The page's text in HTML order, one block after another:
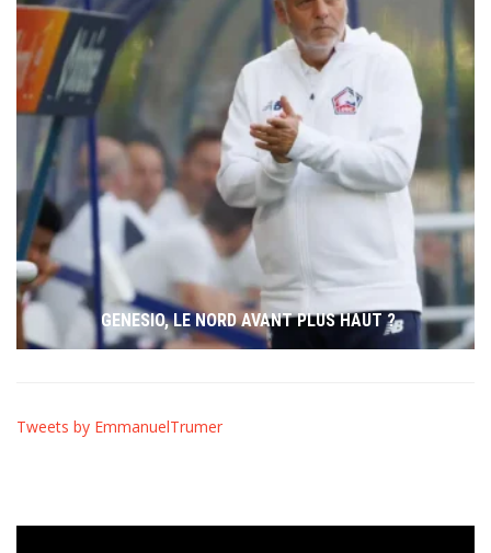
GENESIO, LE NORD AVANT PLUS HAUT ?
Tweets by EmmanuelTrumer